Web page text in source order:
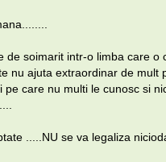
de soimarit intr-o limba care
nu ajuta extraordinar de mult
care nu multi le cunosc si
.....NU se va legaliza